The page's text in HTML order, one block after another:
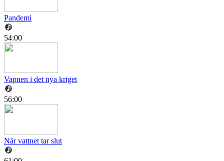
Pandemi
54:00
Vapnen i det nya kriget
56:00
När vattnet tar slut